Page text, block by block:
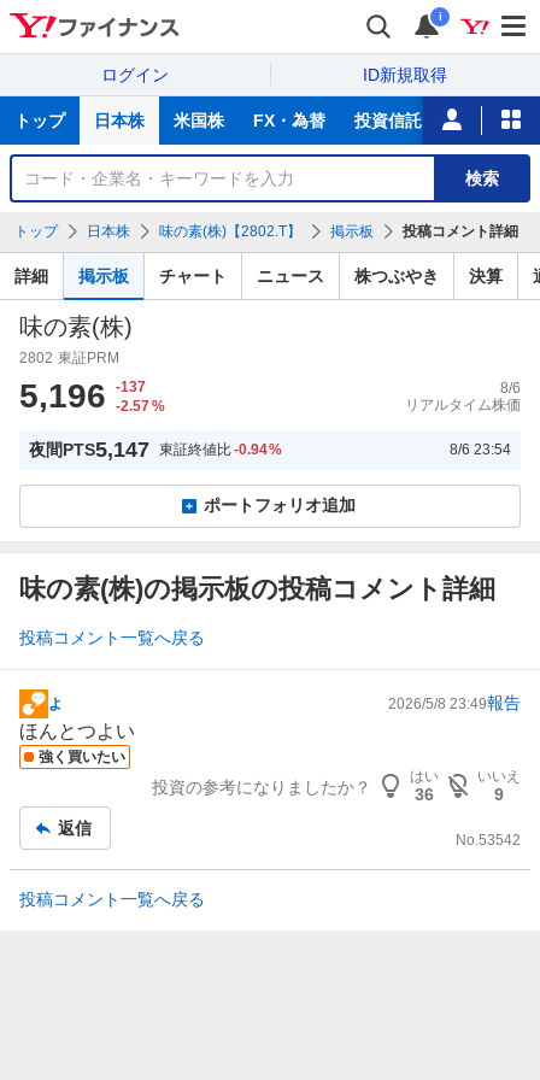
i
ログイン ID新規取得
サ
トップ 日本株 米国株 FX・為替 投資信託 ニュース
銘
検
索
検索
トップ 日本株 味の素(株)【2802.T】 掲示板 投稿コメント詳細
詳細 掲示板 チャート ニュース 株つぶやき 決算
味の素(株)
2802 東証PRM
5,196
-137
-2.57%
8/6
リアルタイム株価
夜間PTS5,147 東証終値比-0.94% 8/6 23:54
ポートフォリオ追加
味の素(株)の掲示板の投稿コメント詳細
投稿コメント一覧へ戻る
掲
示
板
よ 2026/5/8 23:49報告
ほんとつよい
強く買いたい
投資の参考になりましたか？
はい
36
いいえ
9
返信
No.53542
投稿コメント一覧へ戻る